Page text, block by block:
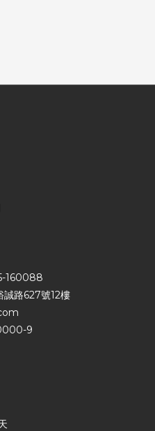
160088
路627號12樓
9